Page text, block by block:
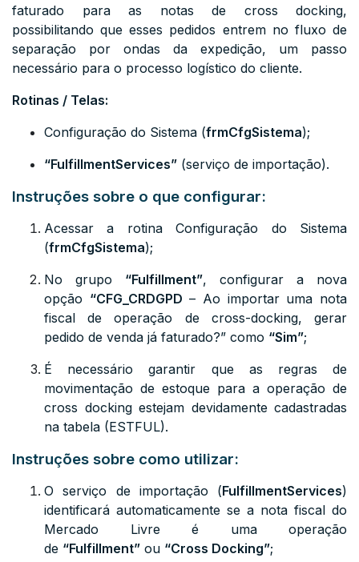
faturado para as notas de cross docking,
possibilitando que esses pedidos entrem no fluxo de
separação por ondas da expedição, um passo
necessário para o processo logístico do cliente.
Rotinas / Telas:
Configuração do Sistema (frmCfgSistema);
“FulfillmentServices” (serviço de importação).
Instruções sobre o que configurar:
Acessar a rotina Configuração do Sistema
(frmCfgSistema);
No grupo “Fulfillment”, configurar a nova
opção “CFG_CRDGPD – Ao importar uma nota
fiscal de operação de cross-docking, gerar
pedido de venda já faturado?” como “Sim”;
É necessário garantir que as regras de
movimentação de estoque para a operação de
cross docking estejam devidamente cadastradas
na tabela (ESTFUL).
Instruções sobre como utilizar:
O serviço de importação (FulfillmentServices)
identificará automaticamente se a nota fiscal do
Mercado Livre é uma operação
de “Fulfillment” ou “Cross Docking”;